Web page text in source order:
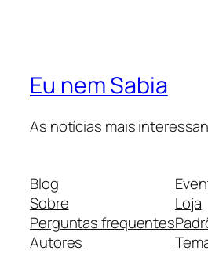
Eu nem Sabia
As notícias mais
Blog
Sobre
Perguntas frequentes
Autores
Loja